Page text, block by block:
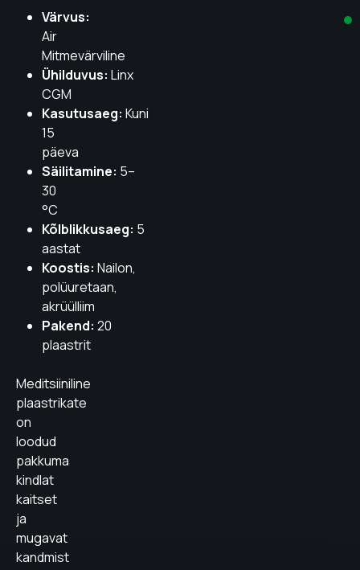
Värvus:
Air
Mitmevärviline
Ühilduvus: Linx
CGM
Kasutusaeg: Kuni
15
päeva
Säilitamine: 5–
30
°C
Kõlblikkusaeg: 5
aastat
Koostis: Nailon,
polüuretaan,
akrüülliim
Pakend: 20
plaastrit
Meditsiiniline
plaastrikate
on
loodud
pakkuma
kindlat
kaitset
ja
mugavat
kandmist